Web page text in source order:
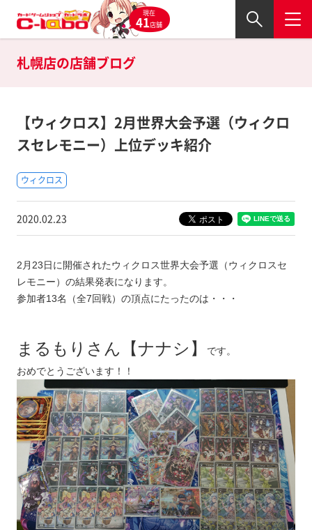
現在
41店舗
札幌店の店舗ブログ
【ウィクロス】2月世界大会予選（ウィクロ
スセレモニー）上位デッキ紹介
ウィクロス
2020.02.23
2月23日に開催されたウィクロス世界大会予選（ウィクロスセ
レモニー）の結果発表になります。
参加者13名（全7回戦）の頂点にたったのは・・・
まるもりさん【ナナシ】
です。
おめでとうございます！！